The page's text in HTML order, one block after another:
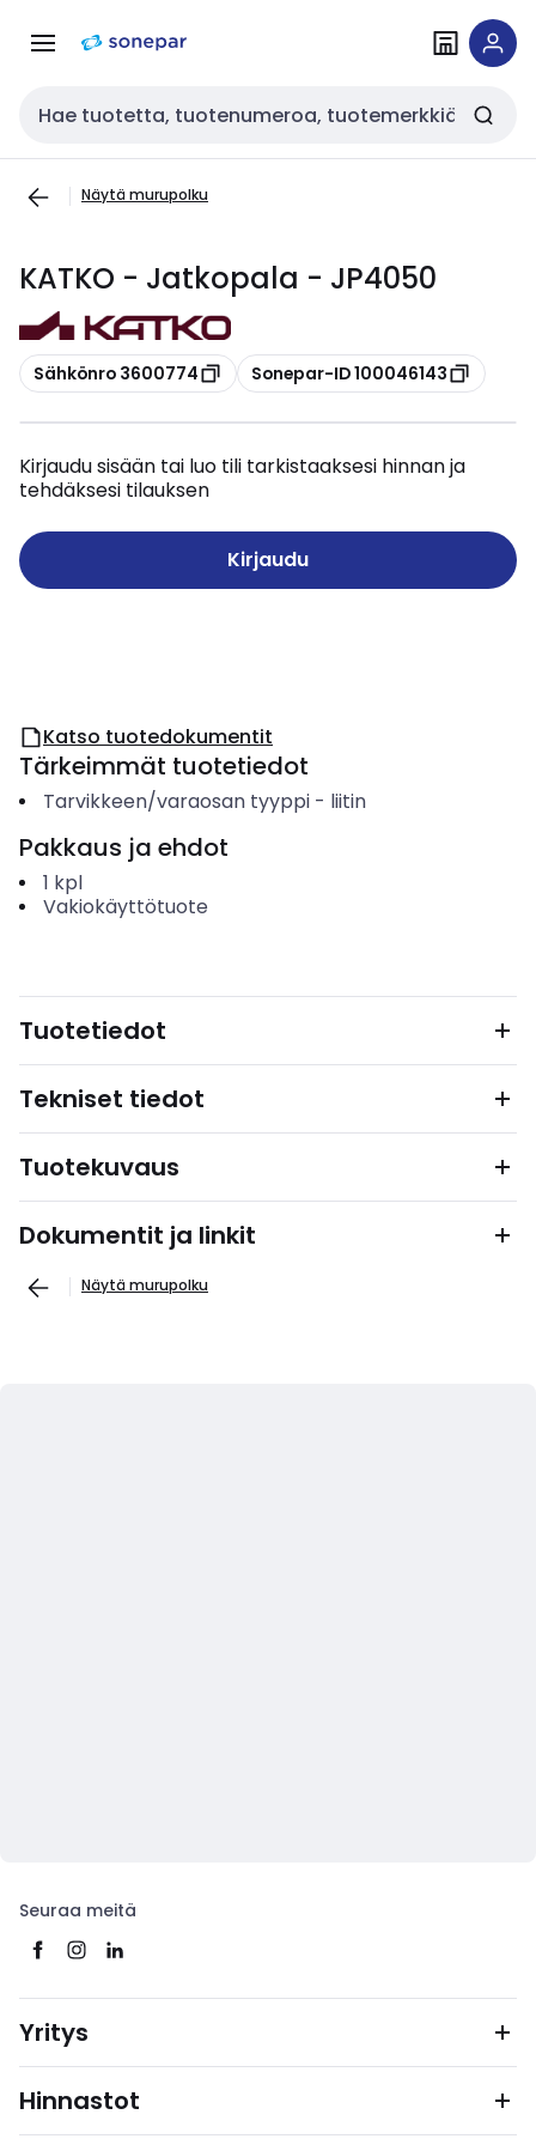
navigointiinsisältöön
Haku
Näytä murupolku
KATKO - Jatkopala - JP4050
Kopioi
Sähkönro 3600774 Kopioi
Sonepar-ID 100046143
Kirjaudu sisään tai luo tili tarkistaaksesi hinnan ja
tehdäksesi tilauksen
Kirjaudu
Katso tuotedokumentit
Tärkeimmät tuotetiedot
Tarvikkeen/varaosan tyyppi- liitin
Pakkaus ja ehdot
1 kpl
Vakiokäyttötuote
Tuotetiedot
Tekniset tiedot
Tuotekuvaus
Dokumentit ja linkit
Näytä murupolku
Seuraa meitä
Yritys
Hinnastot